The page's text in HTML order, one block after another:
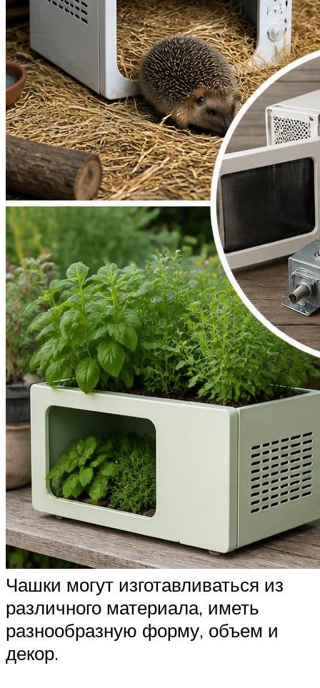
Чашки могут изготавливаться из
различного материала, иметь
разнообразную форму, объем и
декор.